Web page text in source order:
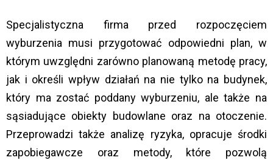
Specjalistyczna firma przed rozpoczęciem
wyburzenia musi przygotować odpowiedni plan, w
którym uwzględni zarówno planowaną metodę pracy,
jak i określi wpływ działań na nie tylko na budynek,
który ma zostać poddany wyburzeniu, ale także na
sąsiadujące obiekty budowlane oraz na otoczenie.
Przeprowadzi także analizę ryzyka, opracuje środki
zapobiegawcze oraz metody, które pozwolą